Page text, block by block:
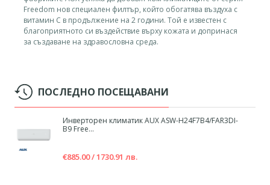
Freedom нов специален филтър, който обогатява въздуха с
витамин C в продължение на 2 години. Той е известен с
благоприятното си въздействие върху кожата и допринася
за създаване на здравословна среда.
ПОСЛЕДНО ПОСЕЩАВАНИ
Инверторен климатик AUX ASW-H24F7B4/FAR3DI-
B9 Free...
€885.00 / 1730.91 лв.